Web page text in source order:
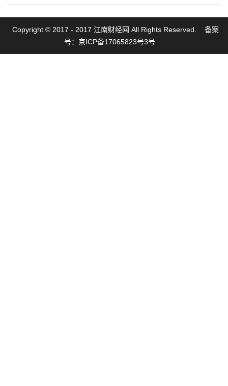
Copyright © 2017 - 2017 江南财经网 All Rights Reserved.
备案
号：京ICP备17065823号3号